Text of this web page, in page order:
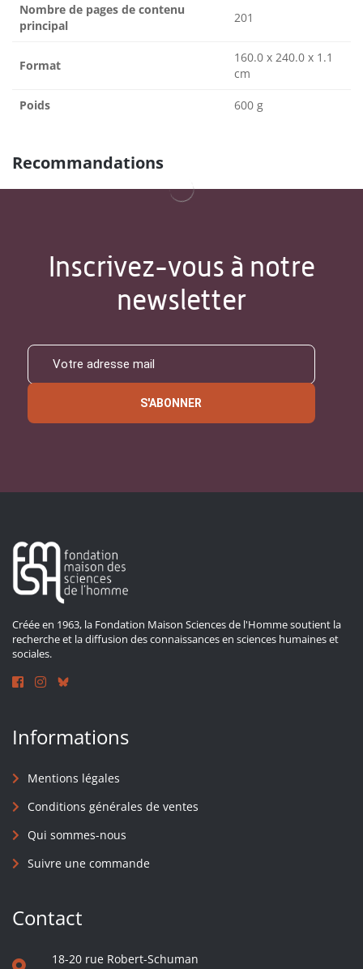
Nombre de pages de contenu
principal
201
Format
160.0 x 240.0 x 1.1
cm
Poids 600 g
Recommandations
Inscrivez-vous à notre
newsletter
S'ABONNER
Créée en 1963, la Fondation Maison Sciences de l'Homme soutient la
recherche et la diffusion des connaissances en sciences humaines et
sociales.
Informations
Mentions légales
Conditions générales de ventes
Qui sommes-nous
Suivre une commande
Contact
18-20 rue Robert-Schuman